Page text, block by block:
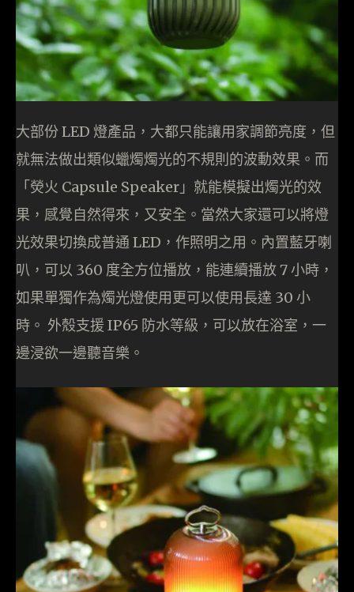
大部份 LED 燈產品，大都只能讓用家調節亮度，但
就無法做出類似蠟燭燭光的不規則的波動效果。而
「熒火 Capsule Speaker」就能模擬出燭光的效
果，感覺自然得來，又安全。當然大家還可以將燈
光效果切換成普通 LED，作照明之用。內置藍牙喇
叭，可以 360 度全方位播放，能連續播放 7 小時，
如果單獨作為燭光燈使用更可以使用長達 30 小
時。 外殼支援 IP65 防水等級，可以放在浴室，一
邊浸欲一邊聽音樂。